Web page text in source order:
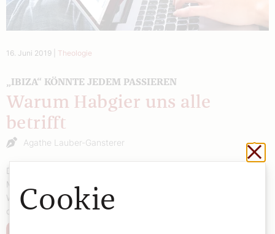
16. Juni 2019 Theologie
„IBIZA“ KÖNNTE JEDEM PASSIEREN
Warum Habgier uns alle
betrifft
Agathe Lauber-Gansterer
Die Habgier ist einer der stärksten emotionalen Antreiber im
Menschen. Das Gefährliche an ihr: Sie lähmt den Verstand.
Warum das so ist und wie man ihr entgegensteuern kann, erklärt
die Psychologin und Buchautorin Beate Weingardt.
Cookie